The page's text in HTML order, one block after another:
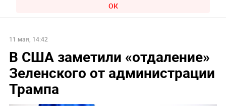
ОК
11 мая, 14:42
В США заметили «отдаление»
Зеленского от администрации
Трампа